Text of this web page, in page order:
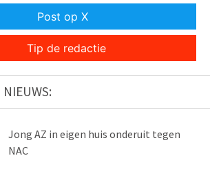
Post op X
Tip de redactie
Jong AZ in eigen huis onderuit tegen
NAC